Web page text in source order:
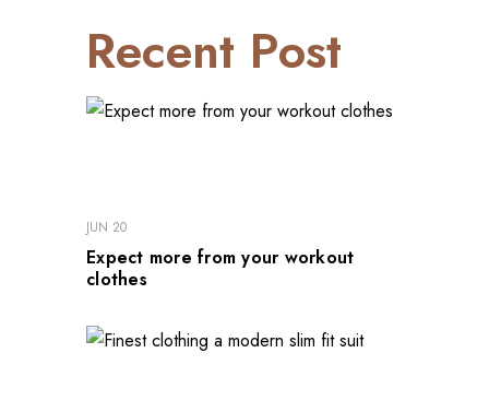
Recent Post
JUN 20
Expect more from your workout
clothes